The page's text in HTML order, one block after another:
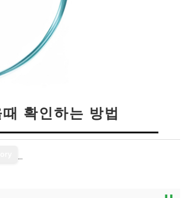
확인하는 방법